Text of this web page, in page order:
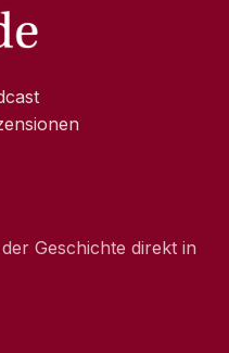
Geschichte direkt in